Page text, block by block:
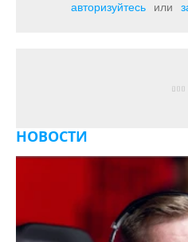
авторизуйтесь
или
НОВОСТИ